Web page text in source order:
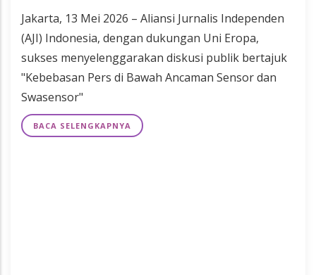
Jakarta, 13 Mei 2026 – Aliansi Jurnalis Independen
(AJI) Indonesia, dengan dukungan Uni Eropa,
sukses menyelenggarakan diskusi publik bertajuk
"Kebebasan Pers di Bawah Ancaman Sensor dan
Swasensor"
BACA SELENGKAPNYA